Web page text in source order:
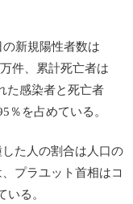
新規陽性者数は
件、累計死亡者は
た感染者と死亡者
％を占めている。
た人の割合は人口の
プラユット首相はコ
いる。